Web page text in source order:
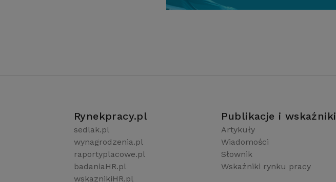
Rynekpracy.pl
sedlak.pl
wynagrodzenia.pl
raportyplacowe.pl
badaniaHR.pl
wskaznikiHR.pl
Publikacje i wskaźniki
Artykuły
Wiadomości
Słownik
Wskaźniki rynku pracy